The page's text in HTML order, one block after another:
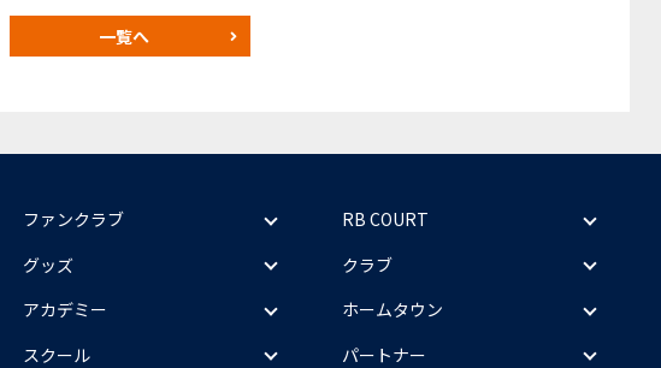
一覧へ
ファンクラブ
グッズ
アカデミー
スクール
RB COURT
クラブ
ホームタウン
パートナー